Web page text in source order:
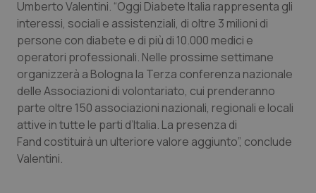
Puglia
Sardegna
Sicilia
Toscana
Umbria
Malattie rare
Malattia di Crohn & Rettocolite Ulcerosa
Neuroscienze & patologie neurodegenerative
Obesità
Oftalmologia
Umberto Valentini. “Oggi Diabete Italia rappresenta gli
interessi, sociali e assistenziali, di oltre 3 milioni di
persone con diabete e di più di 10.000 medici e
operatori professionali. Nelle prossime settimane
organizzerà a Bologna la Terza conferenza nazionale
delle Associazioni di volontariato, cui prenderanno
parte oltre 150 associazioni nazionali, regionali e locali
attive in tutte le parti d’Italia. La presenza di
Fand costituirà un ulteriore valore aggiunto”, conclude
Valentini.